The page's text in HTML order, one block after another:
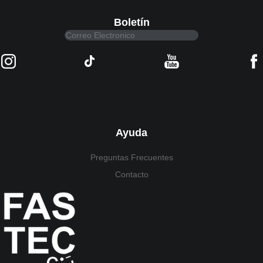
Boletín
Ayuda
Preguntas Frecuentes
Contacto